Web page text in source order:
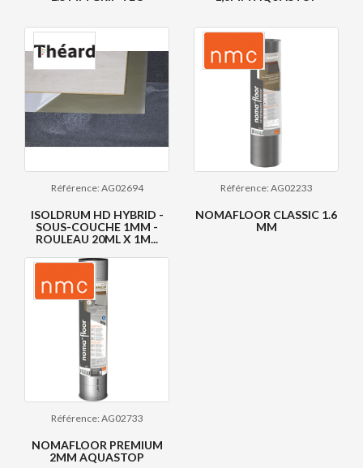
Référence: AG02694
ISOLDRUM HD HYBRID -
SOUS-COUCHE 1MM -
ROULEAU 20ML X 1M...
Référence: AG02233
NOMAFLOOR CLASSIC 1.6
MM
Référence: AG02733
NOMAFLOOR PREMIUM
2MM AQUASTOP